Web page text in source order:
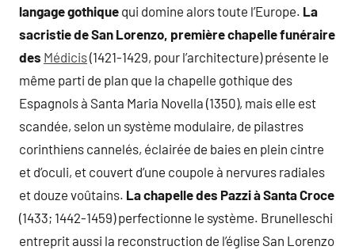
langage gothique qui domine alors toute l’Europe. La
sacristie de San Lorenzo, première chapelle funéraire
des Médicis(1421-1429, pour l’architecture) présente le
même parti de plan que la chapelle gothique des
Espagnols à Santa Maria Novella (1350), mais elle est
scandée, selon un système modulaire, de pilastres
corinthiens cannelés, éclairée de baies en plein cintre
et d’oculi, et couvert d’une coupole à nervures radiales
et douze voûtains. La chapelle des Pazzi à Santa Croce
(1433; 1442-1459) perfectionne le système. Brunelleschi
entreprit aussi la reconstruction de l’église San Lorenzo